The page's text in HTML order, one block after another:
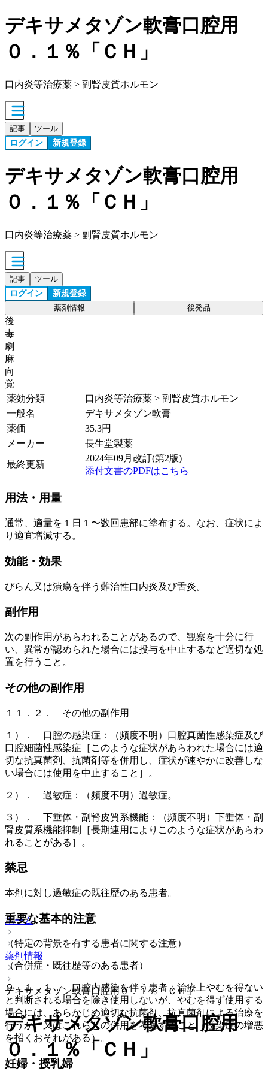
デキサメタゾン軟膏口腔用
０．１％「ＣＨ」
口内炎等治療薬 > 副腎皮質ホルモン
記事 ツール
ログイン 新規登録
デキサメタゾン軟膏口腔用
０．１％「ＣＨ」
口内炎等治療薬 > 副腎皮質ホルモン
記事 ツール
ログイン 新規登録
薬剤情報 後発品
後
毒
劇
麻
向
覚
薬効分類
口内炎等治療薬 > 副腎皮質ホルモン
一般名
デキサメタゾン軟膏
薬価
35.3円
メーカー
長生堂製薬
最終更新
2024年09月改訂(第2版)
添付文書のPDFはこちら
用法・用量
通常、適量を１日１〜数回患部に塗布する。なお、症状によ
り適宜増減する。
効能・効果
びらん又は潰瘍を伴う難治性口内炎及び舌炎。
副作用
次の副作用があらわれることがあるので、観察を十分に行
い、異常が認められた場合には投与を中止するなど適切な処
置を行うこと。
その他の副作用
１１．２． その他の副作用
１）． 口腔の感染症：（頻度不明）口腔真菌性感染症及び
口腔細菌性感染症［このような症状があらわれた場合には適
切な抗真菌剤、抗菌剤等を併用し、症状が速やかに改善しな
い場合には使用を中止すること］。
２）． 過敏症：（頻度不明）過敏症。
３）． 下垂体・副腎皮質系機能：（頻度不明）下垂体・副
腎皮質系機能抑制［長期連用によりこのような症状があらわ
れることがある］。
禁忌
本剤に対し過敏症の既往歴のある患者。
重要な基本的注意
（特定の背景を有する患者に関する注意）
（合併症・既往歴等のある患者）
９．１．１． 口腔内感染を伴う患者：治療上やむを得ない
と判断される場合を除き使用しないが、やむを得ず使用する
場合には、あらかじめ適切な抗菌剤、抗真菌剤による治療を
行うか、又はこれらとの併用を考慮すること（感染症の増悪
を招くおそれがある）。
妊婦・授乳婦
ホーム
薬剤情報
デキサメタゾン軟膏口腔用０．１％「ＣＨ」
デキサメタゾン軟膏口腔用
０．１％「ＣＨ」